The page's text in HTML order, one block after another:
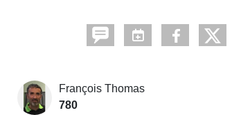
François Thomas
780